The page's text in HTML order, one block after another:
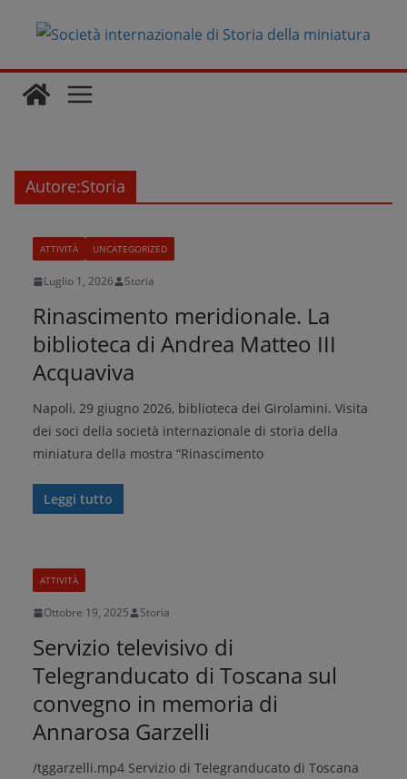
Autore:Storia
ATTIVITÀ UNCATEGORIZED
Luglio 1, 2026 Storia
Rinascimento meridionale. La
biblioteca di Andrea Matteo III
Acquaviva
Napoli, 29 giugno 2026, biblioteca dei Girolamini. Visita
dei soci della società internazionale di storia della
miniatura della mostra “Rinascimento
Leggi tutto
ATTIVITÀ
Ottobre 19, 2025 Storia
Servizio televisivo di
Telegranducato di Toscana sul
convegno in memoria di
Annarosa Garzelli
/tggarzelli.mp4 Servizio di Telegranducato di Toscana